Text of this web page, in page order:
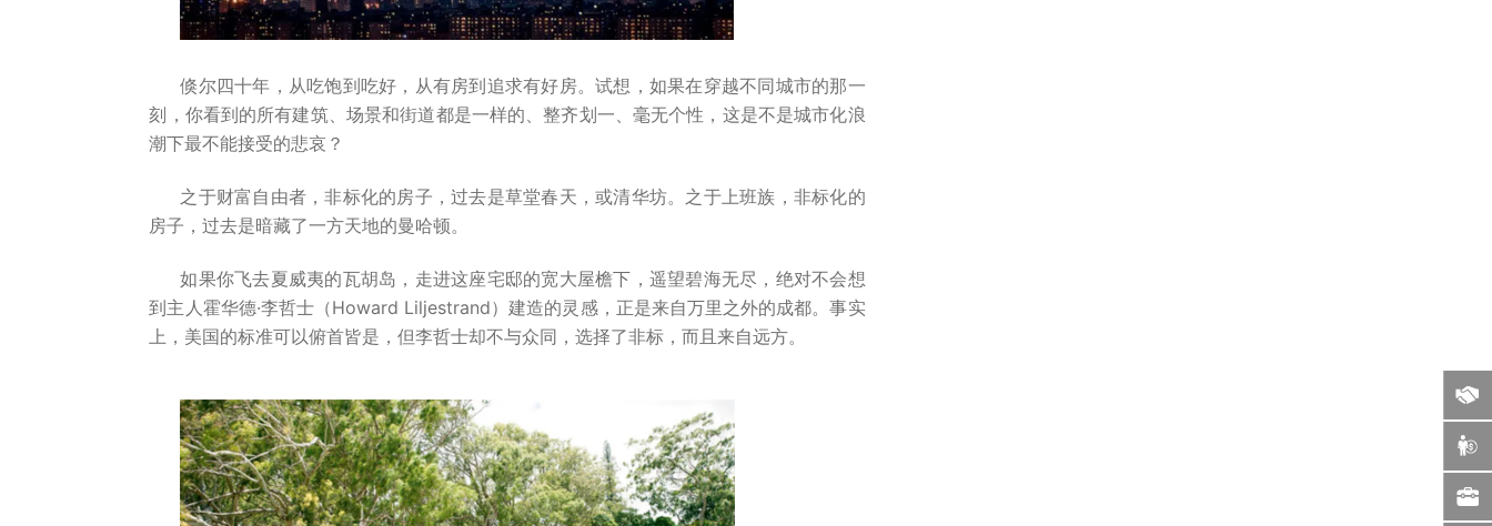
倏尔四十年，从吃饱到吃好，从有房到追求有好房。试想，如果在穿越不同城市的那一
刻，你看到的所有建筑、场景和街道都是一样的、整齐划一、毫无个性，这是不是城市化浪
潮下最不能接受的悲哀？
之于财富自由者，非标化的房子，过去是草堂春天，或清华坊。之于上班族，非标化的
房子，过去是暗藏了一方天地的曼哈顿。
如果你飞去夏威夷的瓦胡岛，走进这座宅邸的宽大屋檐下，遥望碧海无尽，绝对不会想
到主人霍华德·李哲士（Howard Liljestrand）建造的灵感，正是来自万里之外的成都。事实
上，美国的标准可以俯首皆是，但李哲士却不与众同，选择了非标，而且来自远方。